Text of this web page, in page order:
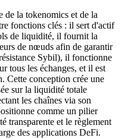
la tokenomics et de la
fonctions clés : il sert d'actif
de liquidité, il fournit la
de nœuds afin de garantir
Sybil), il fonctionne
tous les échanges, et il est
Cette conception crée une
sur la liquidité totale
les chaînes via son
comme un pilier
transparente et le règlement
des applications DeFi.